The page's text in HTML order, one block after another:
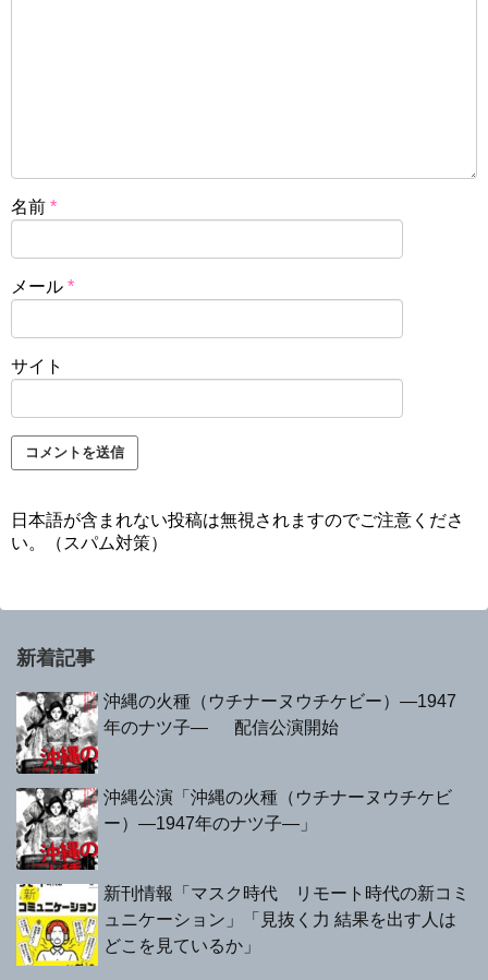
名前 *
メール *
サイト
日本語が含まれない投稿は無視されますのでご注意くださ
い。（スパム対策）
新着記事
沖縄の火種（ウチナーヌウチケビー）—1947
年のナツ子— 配信公演開始
沖縄公演「沖縄の火種（ウチナーヌウチケビ
ー）—1947年のナツ子—」
新刊情報「マスク時代 リモート時代の新コミ
ュニケーション」「見抜く力 結果を出す人は
どこを見ているか」